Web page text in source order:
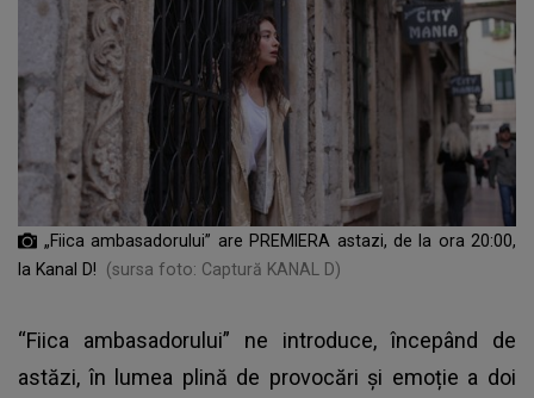
„Fiica ambasadorului” are PREMIERA astazi, de la ora 20:00,
la Kanal D!
(sursa foto: Captură KANAL D)
“Fiica ambasadorului” ne introduce, începând de
astăzi, în lumea plină de provocări și emoție a doi